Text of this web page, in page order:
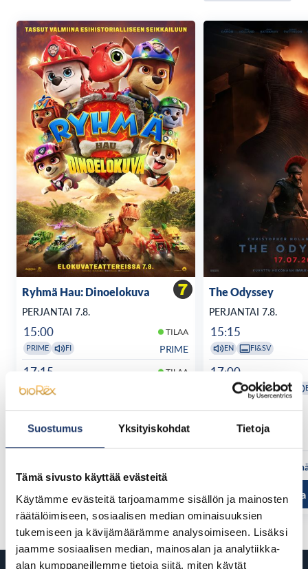
Suostumus Yksityiskohdat Tietoja
Tämä sivusto käyttää evästeitä
Käytämme evästeitä tarjoamamme sisällön ja mainosten
räätälöimiseen, sosiaalisen median ominaisuuksien
tukemiseen ja kävijämäärämme analysoimiseen. Lisäksi
jaamme sosiaalisen median, mainosalan ja analytiikka-
alan kumppaneillemme tietoja siitä, miten käytät
Ryhmä Hau: Dinoelokuva
PERJANTAI 7.8.
15:00 TILAA
PRIME FI PRIME
17:15 TILAA
FI
Tutustu ja osta
The Odyssey
PERJANTAI 7.8.
15:15
EN FI&SV
17:00
ANNISKELU PLUS
18:45
Katso kaikki
Tutustu ja